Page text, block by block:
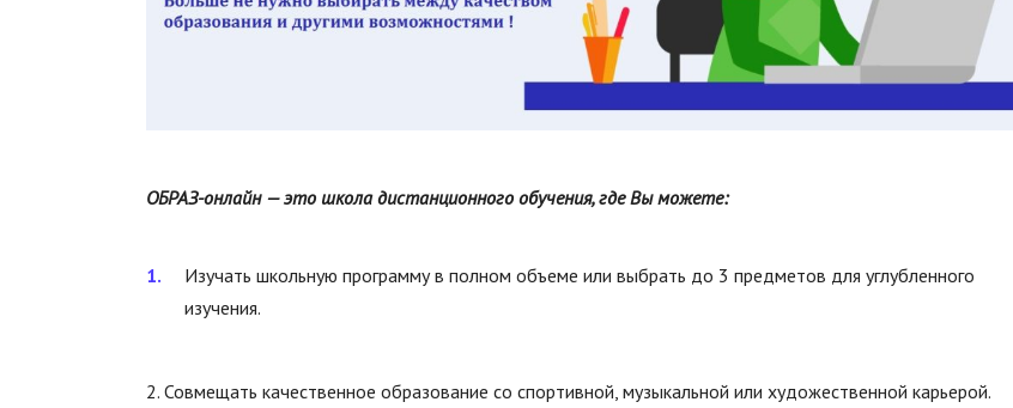
ОБРАЗ-онлайн — это школа дистанционного обучения, где Вы можете:
Изучать школьную программу в полном объеме или выбрать до 3 предметов для углубленного
изучения.
2. Совмещать качественное образование со спортивной, музыкальной или художественной карьерой.